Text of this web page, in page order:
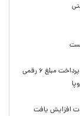
مبلغ ۶ رقمی
افزایش یافت